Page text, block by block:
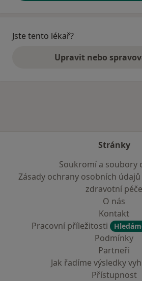
Jste tento lékař?
Upravit nebo
Stránky
Soukromí a soubory
Zásady ochrany osobních
zdravotní péče
O nás
Kontakt
Pracovní příležitosti
Podmínky
Partneři
Jak řadíme výsledky
Přístupnost